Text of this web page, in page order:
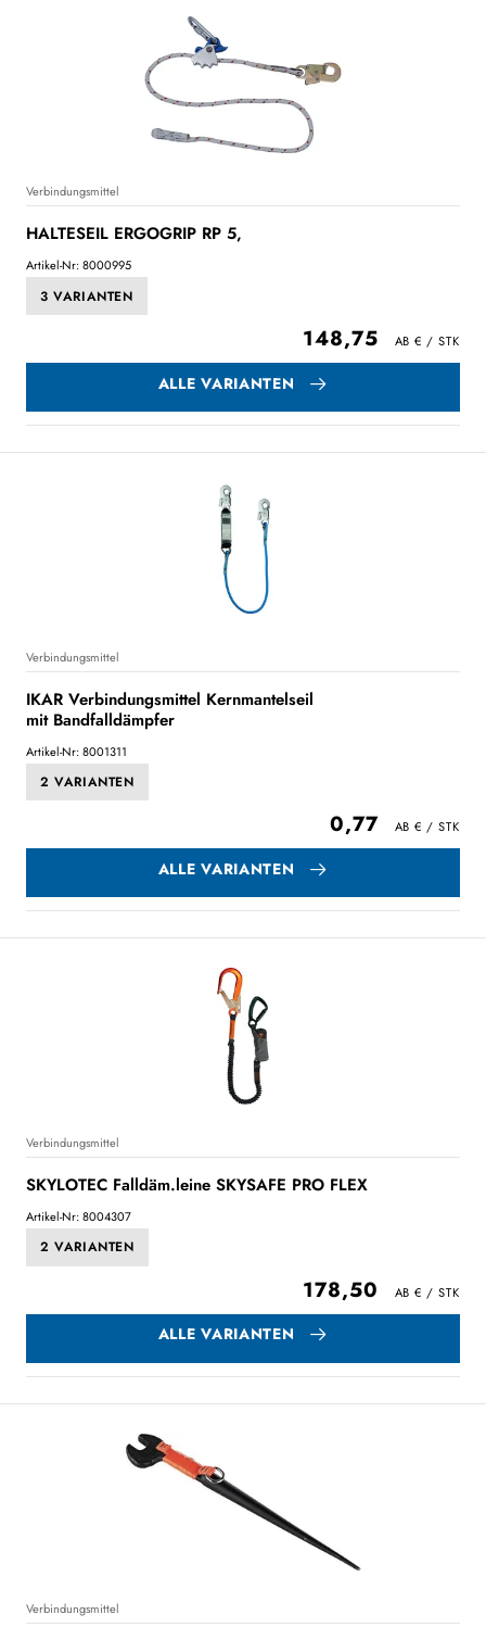
Verbindungsmittel
HALTESEIL ERGOGRIP RP 5,
Artikel-Nr: 8000995
3 VARIANTEN
148,75
ALLE VARIANTEN
Verbindungsmittel
IKAR Verbindungsmittel Kernmantelseil
mit Bandfalldämpfer
Artikel-Nr: 8001311
2 VARIANTEN
0,77
ALLE VARIANTEN
Verbindungsmittel
SKYLOTEC Falldäm.leine SKYSAFE PRO FLEX
Artikel-Nr: 8004307
2 VARIANTEN
178,50
ALLE VARIANTEN
Verbindungsmittel